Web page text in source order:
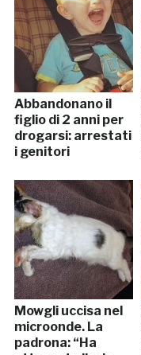
Abbandonano il
figlio di 2 anni per
drogarsi: arrestati
i genitori
Mowgli uccisa nel
microonde. La
padrona: “Ha